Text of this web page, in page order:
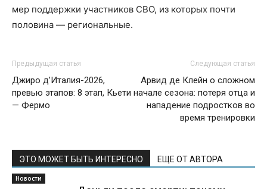
мер поддержки участников СВО, из которых почти
половина — региональные.
Предыдущая статья
Джиро д’Италия-2026,
превью этапов: 8 этап, Кьети
— Фермо
Следующая статья
Арвид де Клейн о сложном
начале сезона: потеря отца и
нападение подростков во
время тренировки
ЭТО МОЖЕТ БЫТЬ ИНТЕРЕСНО ЕЩЕ ОТ АВТОРА
Новости